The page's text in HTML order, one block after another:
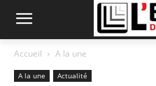
Accueil A la une
A la une Actualité